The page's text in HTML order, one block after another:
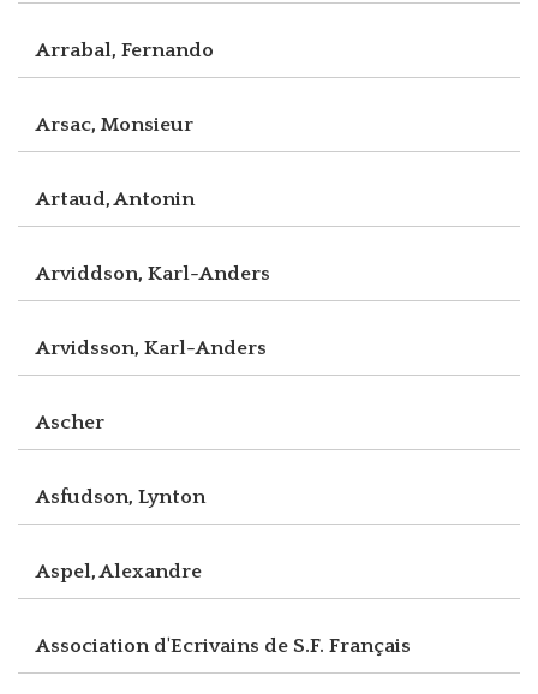
Arrabal, Fernando
Arsac, Monsieur
Artaud, Antonin
Arviddson, Karl-Anders
Arvidsson, Karl-Anders
Ascher
Asfudson, Lynton
Aspel, Alexandre
Association d'Ecrivains de S.F. Français